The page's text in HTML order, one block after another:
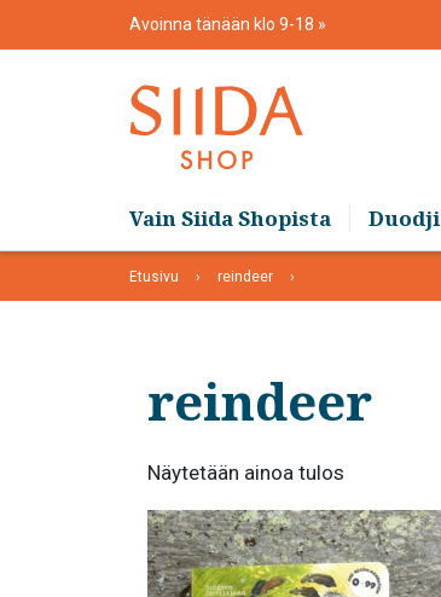
Avoinna tänään klo 9-18
Vain Siida Shopista Duodji
Etusivu reindeer
reindeer
Näytetään ainoa tulos